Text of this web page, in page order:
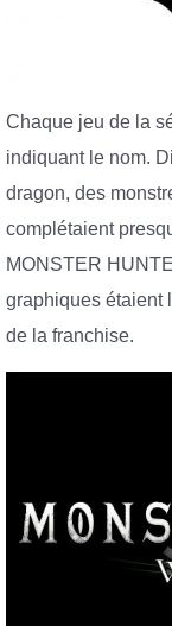
Chaque jeu de la
indiquant le nom.
dragon, des
complétaient
MONSTER
graphiques étaient
de la franchise.